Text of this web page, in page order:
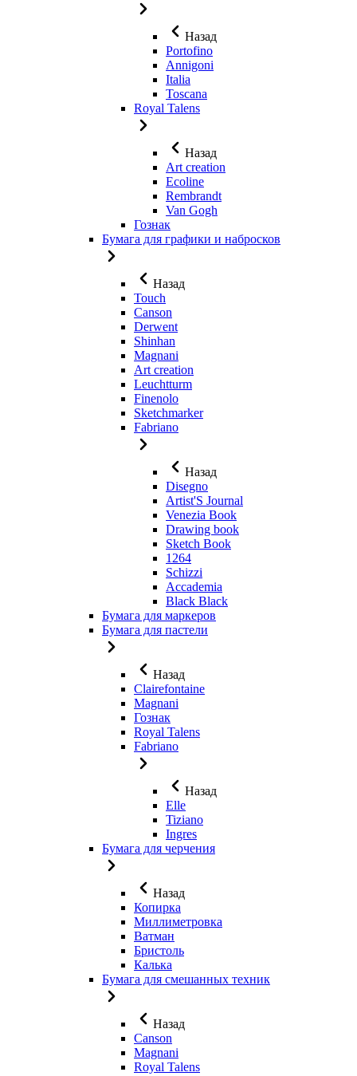
Назад
Portofino
Annigoni
Italia
Toscana
Royal Talens
Назад
Art creation
Ecoline
Rembrandt
Van Gogh
Гознак
Бумага для графики и набросков
Назад
Touch
Canson
Derwent
Shinhan
Magnani
Art creation
Leuchtturm
Finenolo
Sketchmarker
Fabriano
Назад
Disegno
Artist'S Journal
Venezia Book
Drawing book
Sketch Book
1264
Schizzi
Accademia
Black Black
Бумага для маркеров
Бумага для пастели
Назад
Clairefontaine
Magnani
Гознак
Royal Talens
Fabriano
Назад
Elle
Tiziano
Ingres
Бумага для черчения
Назад
Копирка
Миллиметровка
Ватман
Бристоль
Калька
Бумага для смешанных техник
Назад
Canson
Magnani
Royal Talens